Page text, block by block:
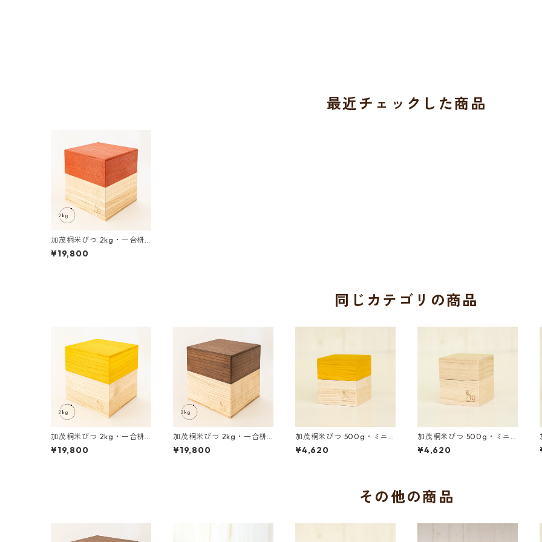
最近チェックした商品
加茂桐米びつ 2kg・一合枡
付き 赤色
¥19,800
同じカテゴリの商品
加茂桐米びつ 2kg・一合枡
付き 黄色
¥19,800
加茂桐米びつ 2kg・一合枡
付き 茶色
¥19,800
加茂桐米びつ 500g・ミニ
枡付き 黄色
¥4,620
加茂桐米びつ 500g・ミニ
枡付き 木地
¥4,620
その他の商品